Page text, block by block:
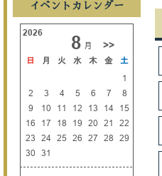
イベントカレンダー